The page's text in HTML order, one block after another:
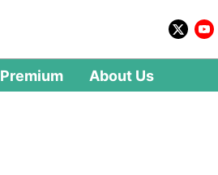
Premium About Us